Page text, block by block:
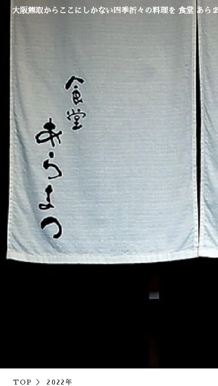
大阪熊取からここにしかない四季折々の料理を 食堂 あら
TOP 2022年